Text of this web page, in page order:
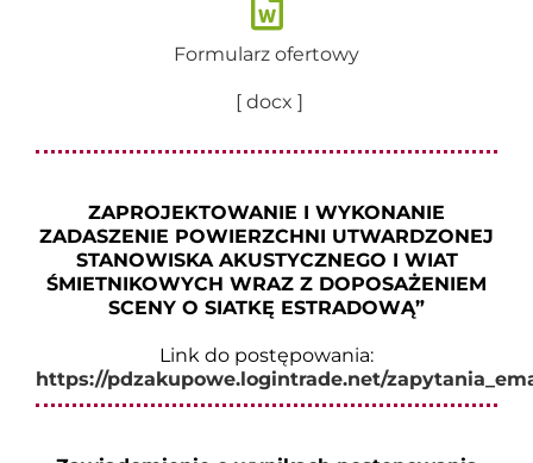
Formularz ofertowy
[ docx ]
ZAPROJEKTOWANIE I WYKONANIE
ZADASZENIE POWIERZCHNI UTWARDZONEJ
STANOWISKA AKUSTYCZNEGO I WIAT
ŚMIETNIKOWYCH WRAZ Z DOPOSAŻENIEM
SCENY O SIATKĘ ESTRADOWĄ”
Link do postępowania:
https://pdzakupowe.logintrade.net/